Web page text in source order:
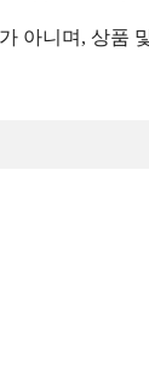
아니며, 상품